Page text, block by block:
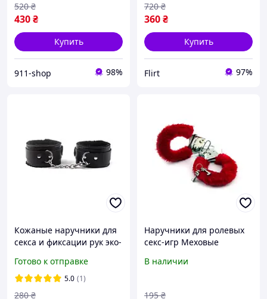
430₴
520 ₴
Купить
911-shop 98%
360₴
720 ₴
Купить
Flirt 97%
Кожаные наручники для
секса и фиксации рук эко-
металлическая цепочка
Готово к отправке
5.0 (1)
280 ₴
Наручники для ролевых
секс-игр Меховые
В наличии
195 ₴